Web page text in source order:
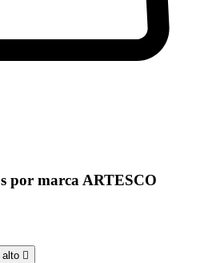
por marca ARTESCO
alto 